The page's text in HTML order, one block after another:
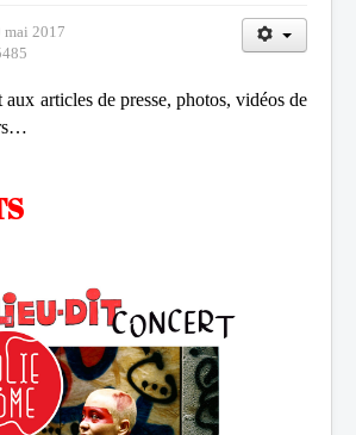
2017
articles de presse, photos, vidéos de